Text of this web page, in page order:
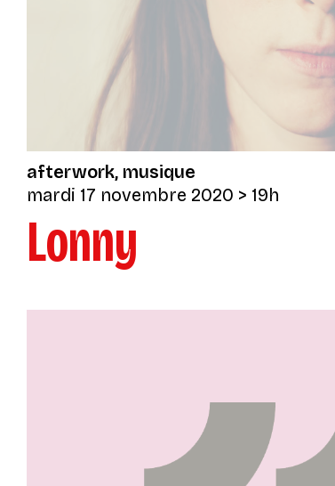
afterwork musique
mardi 17 novembre 2020 > 19h
Lonny